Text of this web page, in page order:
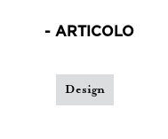
- ARTICOLO
Design